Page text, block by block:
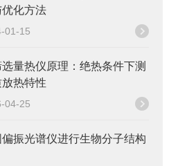
化方法
01-15
量热仪原理：绝热条件下测
热特性
04-25
振光谱仪进行生物分子结构